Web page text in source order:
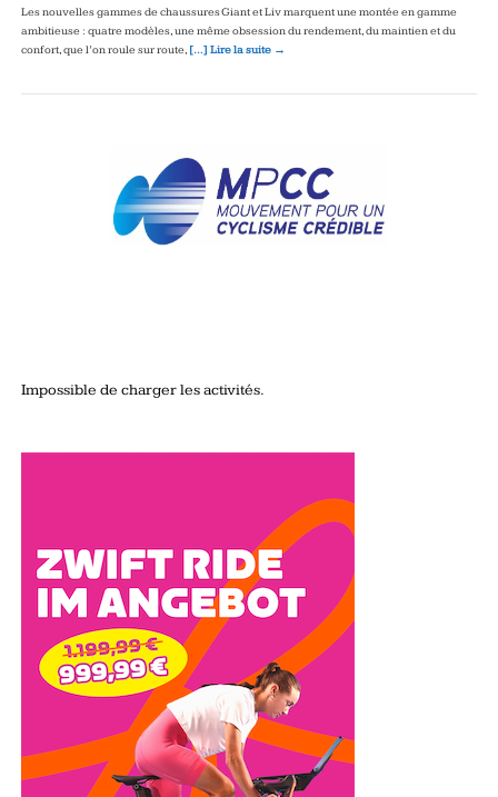
Les nouvelles gammes de chaussures Giant et Liv marquent une montée en gamme
ambitieuse : quatre modèles, une même obsession du rendement, du maintien et du
confort, que l’on roule sur route, […] Lire la suite →
Impossible de charger les activités.